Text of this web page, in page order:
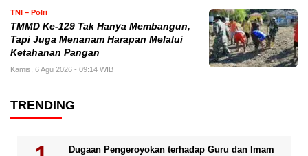
TNI – Polri
TMMD Ke-129 Tak Hanya Membangun,
Tapi Juga Menanam Harapan Melalui
Ketahanan Pangan
Kamis, 6 Agu 2026 - 09:14 WIB
TRENDING
Dugaan Pengeroyokan terhadap Guru dan Imam